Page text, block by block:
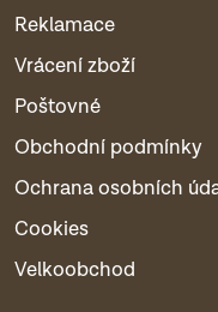
Reklamace
Vrácení zboží
Poštovné
Obchodní podmínky
Ochrana osobních
Cookies
Velkoobchod